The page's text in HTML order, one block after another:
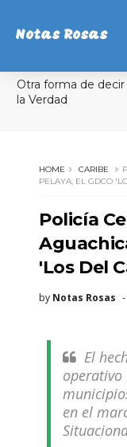
Notas Rosas
Otra forma de decir
la Verdad
HOME CARIBE
PELAYA, EL GDCO
Policía
'Los Del
by Notas Rosas
El
operativo
en el